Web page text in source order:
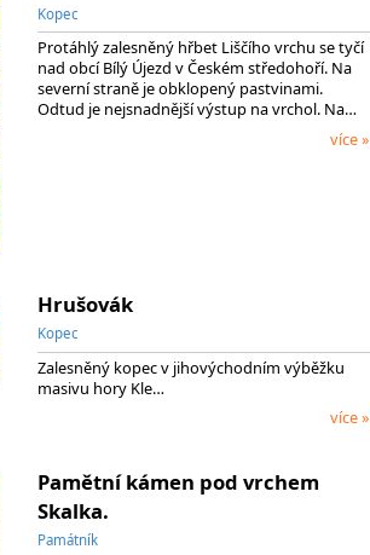
Kopec
Protáhlý zalesněný hřbet Liščího vrchu se tyčí
nad obcí Bílý Újezd v Českém středohoří. Na
severní straně je obklopený pastvinami.
Odtud je nejsnadnější výstup na vrchol. Na…
více »
Hrušovák
Kopec
Zalesněný kopec v jihovýchodním výběžku
masivu hory Kle…
více »
Pamětní kámen pod vrchem
Skalka.
Památník